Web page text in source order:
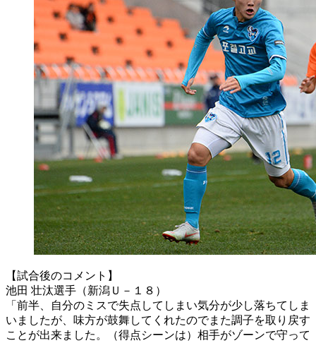
【試合後のコメント】
池田 壮汰選手（新潟Ｕ－１８）
「前半、自分のミスで失点してしまい気分が少し落ちてしま
いましたが、味方が鼓舞してくれたのでまた調子を取り戻す
ことが出来ました。（得点シーンは）相手がゾーンで守って